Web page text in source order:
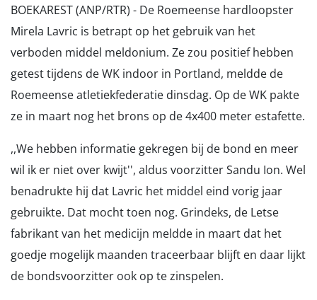
BOEKAREST (ANP/RTR) - De Roemeense hardloopster
Mirela Lavric is betrapt op het gebruik van het
verboden middel meldonium. Ze zou positief hebben
getest tijdens de WK indoor in Portland, meldde de
Roemeense atletiekfederatie dinsdag. Op de WK pakte
ze in maart nog het brons op de 4x400 meter estafette.
,,We hebben informatie gekregen bij de bond en meer
wil ik er niet over kwijt'', aldus voorzitter Sandu Ion. Wel
benadrukte hij dat Lavric het middel eind vorig jaar
gebruikte. Dat mocht toen nog. Grindeks, de Letse
fabrikant van het medicijn meldde in maart dat het
goedje mogelijk maanden traceerbaar blijft en daar lijkt
de bondsvoorzitter ook op te zinspelen.